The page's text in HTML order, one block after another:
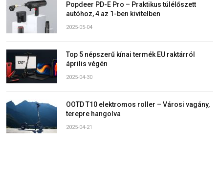
Popdeer PD-E Pro – Praktikus túlélőszett
autóhoz, 4 az 1-ben kivitelben
2025-05-04
Top 5 népszerű kínai termék EU raktárról
április végén
2025-04-30
OOTD T10 elektromos roller – Városi vagány,
terepre hangolva
2025-04-21